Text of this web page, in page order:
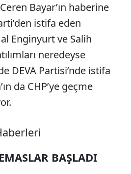
Bayar’ın haberine
istifa eden
Enginyurt ve Salih
neredeyse
DEVA Partisi’nde istifa
da CHP’ye geçme
Sesi Aç
BAŞLADI